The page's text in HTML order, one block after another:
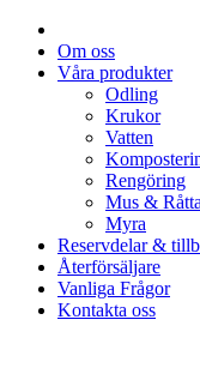
Om oss
Våra produkter
Odling
Krukor
Vatten
Rengöring
Mus & Råtta
Myra
Reservdelar &
Återförsäljare
Vanliga Frågor
Kontakta oss